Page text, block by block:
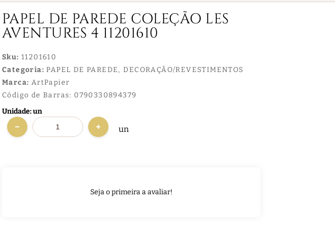
PAPEL DE PAREDE COLEÇÃO LES
AVENTURES 4 11201610
Sku: 11201610
Categoria: PAPEL DE PAREDE
DECORAÇÃO/REVESTIMENTOS
Marca: ArtPapier
Código de Barras: 0790330894379
Seja o primeira a avaliar!
Unidade: un
un